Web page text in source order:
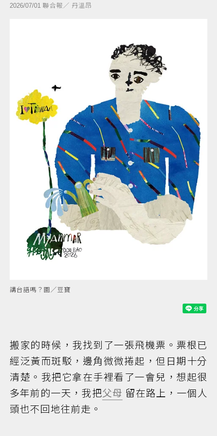
2026/07/01 聯合報／ 丹溫昂
講台語嗎？圖／豆寶
搬家的時候，我找到了一張飛機票。票根已
經泛黃而斑駁，邊角微微捲起，但日期十分
清楚。我把它拿在手裡看了一會兒，想起很
多年前的一天，我把父母 留在路上，一個人
頭也不回地往前走。